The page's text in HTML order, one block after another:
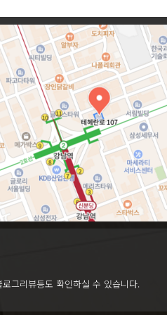
그리뷰등도 확인하실 수 있습니다.